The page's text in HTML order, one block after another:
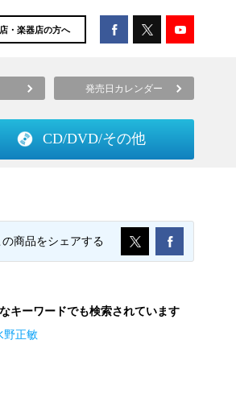
・楽器店の方へ
発売日カレンダー
CD/DVD/その他
の商品をシェアする
キーワードでも検索されています
野正敏